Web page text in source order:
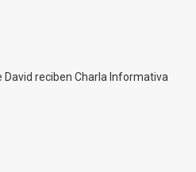
David reciben Charla Informativa